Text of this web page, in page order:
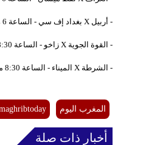
- أربيل X بغداد إف سي - الساعة 6 مساء على قناة الرياضية العراقية 3
- القوة الجوية X زاخو - الساعة 8:30 مساء على قناة الرياضية العراقية 2
- الشرطة X الميناء - الساعة 8:30 مساء على قناة الرياضية العراقية 1
المغرب اليوم
أخبار ذات صلة